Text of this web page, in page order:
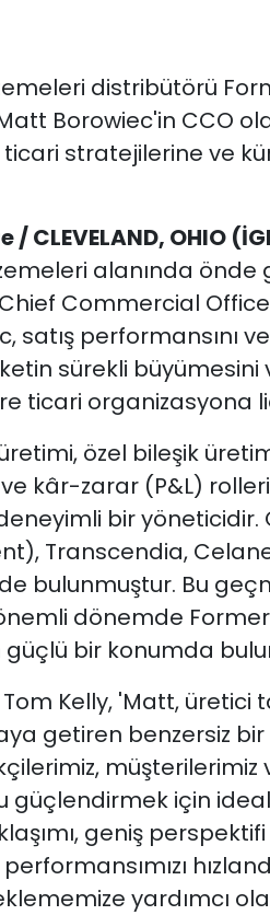
distribütörü
Borowiec'in CCO
ticari stratejilerine ve
/ CLEVELAND, OHIO
alanında önde
Commercial
satış performansını
sürekli büyümesini
ticari organizasyona
özel bileşik
kâr-zarar (P&L)
bir yöneticidir.
Transcendia,
bulunmuştur. Bu
dönemde
bir konumda
Kelly, 'Matt, üretici
getiren benzersiz
müşterilerimiz
güçlendirmek için
geniş
yardımcı